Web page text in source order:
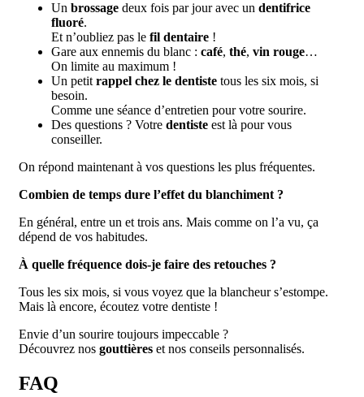
Un brossage deux fois par jour avec un dentifrice
fluoré.
Et n’oubliez pas le fil dentaire !
Gare aux ennemis du blanc : café, thé, vin rouge…
On limite au maximum !
Un petit rappel chez le dentiste tous les six mois, si
besoin.
Comme une séance d’entretien pour votre sourire.
Des questions ? Votre dentiste est là pour vous
conseiller.
On répond maintenant à vos questions les plus fréquentes.
Combien de temps dure l’effet du blanchiment ?
En général, entre un et trois ans. Mais comme on l’a vu, ça
dépend de vos habitudes.
À quelle fréquence dois-je faire des retouches ?
Tous les six mois, si vous voyez que la blancheur s’estompe.
Mais là encore, écoutez votre dentiste !
Envie d’un sourire toujours impeccable ?
Découvrez nos gouttières et nos conseils personnalisés.
FAQ